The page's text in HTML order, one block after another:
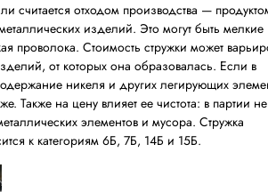
считается отходом производства —
изделий. Это могут быть мелкие
проволока. Стоимость стружки может
от которых она образовалась. Если в
никеля и других легирующих
Также на цену влияет ее чистота: в партии не
элементов и мусора. Стружка
к категориям 6Б, 7Б, 14Б и 15Б.